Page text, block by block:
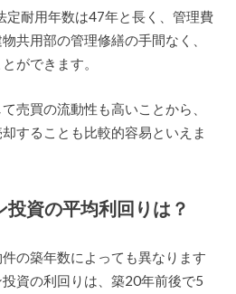
定耐用年数は47年と長く、管理費
共用部の管理修繕の手間なく、
ができます。
売買の流動性も高いことから、
することも比較的容易といえま
資の平均利回りは？
の築年数によっても異なります
資の利回りは、築20年前後で5